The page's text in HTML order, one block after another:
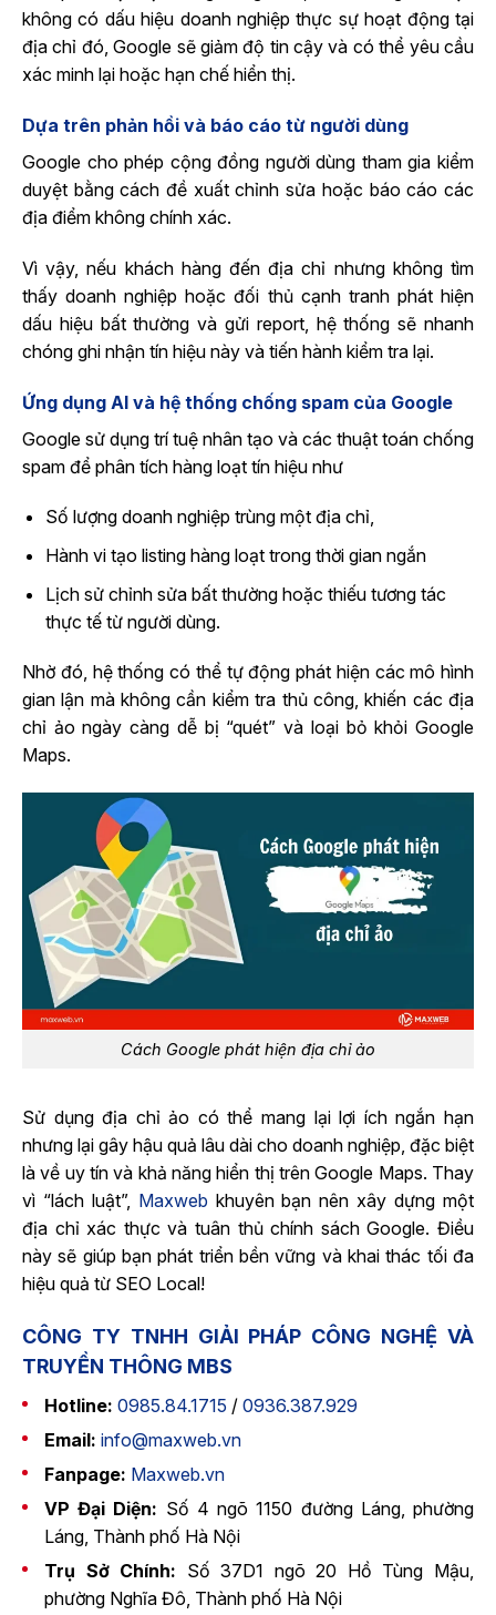
không có dấu hiệu doanh nghiệp thực sự hoạt động tại
địa chỉ đó, Google sẽ giảm độ tin cậy và có thể yêu cầu
xác minh lại hoặc hạn chế hiển thị.
Dựa trên phản hồi và báo cáo từ người dùng
Google cho phép cộng đồng người dùng tham gia kiểm
duyệt bằng cách đề xuất chỉnh sửa hoặc báo cáo các
địa điểm không chính xác.
Vì vậy, nếu khách hàng đến địa chỉ nhưng không tìm
thấy doanh nghiệp hoặc đối thủ cạnh tranh phát hiện
dấu hiệu bất thường và gửi report, hệ thống sẽ nhanh
chóng ghi nhận tín hiệu này và tiến hành kiểm tra lại.
Ứng dụng AI và hệ thống chống spam của Google
Google sử dụng trí tuệ nhân tạo và các thuật toán chống
spam để phân tích hàng loạt tín hiệu như
Số lượng doanh nghiệp trùng một địa chỉ,
Hành vi tạo listing hàng loạt trong thời gian ngắn
Lịch sử chỉnh sửa bất thường hoặc thiếu tương tác
thực tế từ người dùng.
Nhờ đó, hệ thống có thể tự động phát hiện các mô hình
gian lận mà không cần kiểm tra thủ công, khiến các địa
chỉ ảo ngày càng dễ bị “quét” và loại bỏ khỏi Google
Maps.
Cách Google phát hiện địa chỉ ảo
Sử dụng địa chỉ ảo có thể mang lại lợi ích ngắn hạn
nhưng lại gây hậu quả lâu dài cho doanh nghiệp, đặc biệt
là về uy tín và khả năng hiển thị trên Google Maps. Thay
vì “lách luật”, Maxweb khuyên bạn nên xây dựng một
địa chỉ xác thực và tuân thủ chính sách Google. Điều
này sẽ giúp bạn phát triển bền vững và khai thác tối đa
hiệu quả từ SEO Local!
CÔNG TY TNHH GIẢI PHÁP CÔNG NGHỆ VÀ
TRUYỀN THÔNG MBS
Hotline: 0985.84.1715 / 0936.387.929
Email: info@maxweb.vn
Fanpage: Maxweb.vn
VP Đại Diện: Số 4 ngõ 1150 đường Láng, phường
Láng, Thành phố Hà Nội
Trụ Sở Chính: Số 37D1 ngõ 20 Hồ Tùng Mậu,
phường Nghĩa Đô, Thành phố Hà Nội